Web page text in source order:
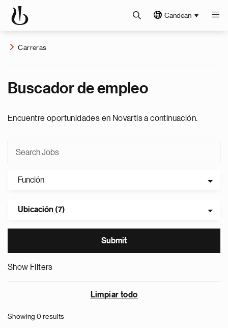
Candean
Carreras
Buscador de empleo
Encuentre oportunidades en Novartis a continuación.
Función
Ubicación (7)
Show Filters
Limpiar todo
Showing 0 results